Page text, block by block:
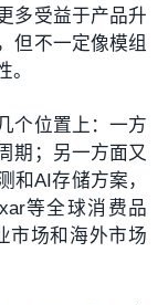
多受益于产品升
但不一定像模组
个位置上：一方
期；另一方面又
和AI存储方案，
等全球消费品
市场和海外市场